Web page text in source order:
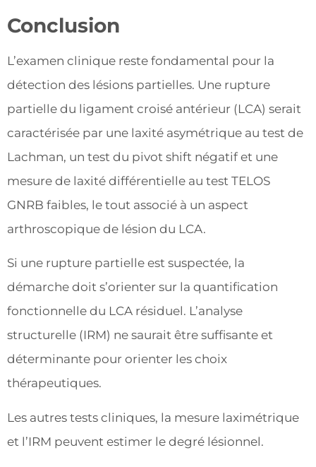
Conclusion
L’examen clinique reste fondamental pour la
détection des lésions partielles. Une rupture
partielle du ligament croisé antérieur (LCA) serait
caractérisée par une laxité asymétrique au test de
Lachman, un test du pivot shift négatif et une
mesure de laxité différentielle au test TELOS
GNRB faibles, le tout associé à un aspect
arthroscopique de lésion du LCA.
Si une rupture partielle est suspectée, la
démarche doit s’orienter sur la quantification
fonctionnelle du LCA résiduel. L’analyse
structurelle (IRM) ne saurait être suffisante et
déterminante pour orienter les choix
thérapeutiques.
Les autres tests cliniques, la mesure laximétrique
et l’IRM peuvent estimer le degré lésionnel.